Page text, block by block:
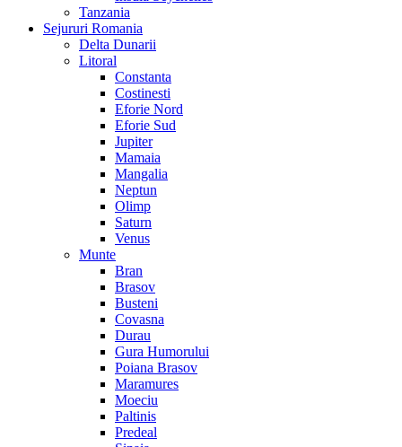
Tanzania
Sejururi Romania
Delta Dunarii
Litoral
Constanta
Costinesti
Eforie Nord
Eforie Sud
Jupiter
Mamaia
Mangalia
Neptun
Olimp
Saturn
Venus
Munte
Bran
Brasov
Busteni
Covasna
Durau
Gura Humorului
Poiana Brasov
Maramures
Moeciu
Paltinis
Predeal